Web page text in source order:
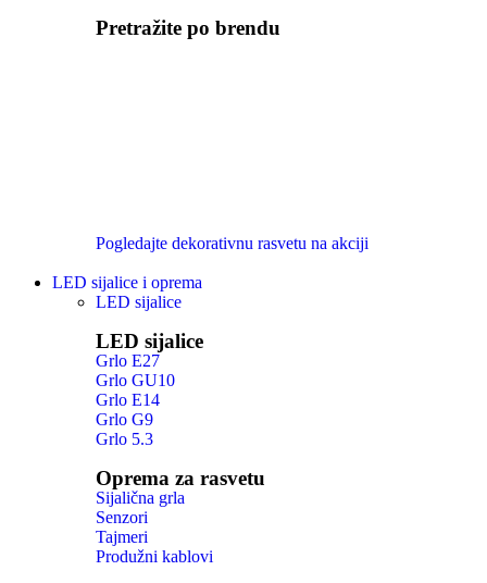
Pretražite po brendu
Pogledajte dekorativnu rasvetu na akciji
LED sijalice i oprema
LED sijalice
LED sijalice
Grlo E27
Grlo GU10
Grlo E14
Grlo G9
Grlo 5.3
Oprema za rasvetu
Sijalična grla
Senzori
Tajmeri
Produžni kablovi